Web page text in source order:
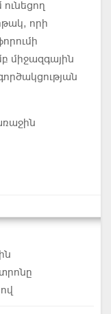
որի
միջազգային